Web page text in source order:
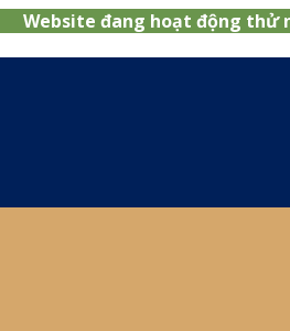
Website đang hoạt động thử